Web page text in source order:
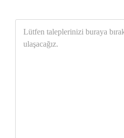
taleplerinizi
buraya